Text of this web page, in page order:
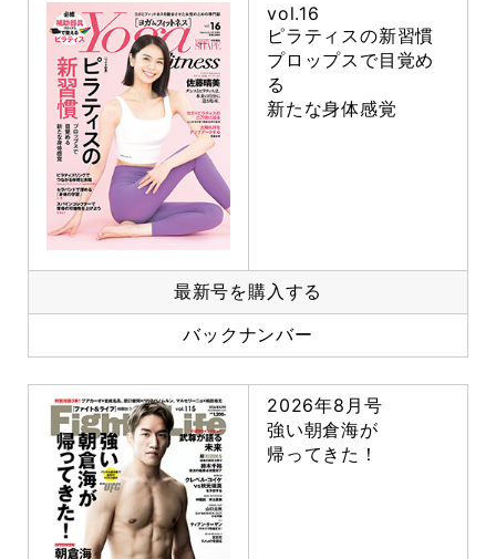
vol.16
ピラティスの新習慣
プロップスで目覚め
る
新たな身体感覚
最新号を購入する
バックナンバー
2026年8月号
強い朝倉海が
帰ってきた！